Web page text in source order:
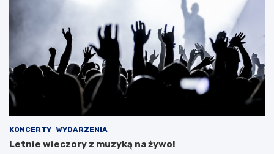
KONCERTY WYDARZENIA
Letnie wieczory z muzyką na żywo!